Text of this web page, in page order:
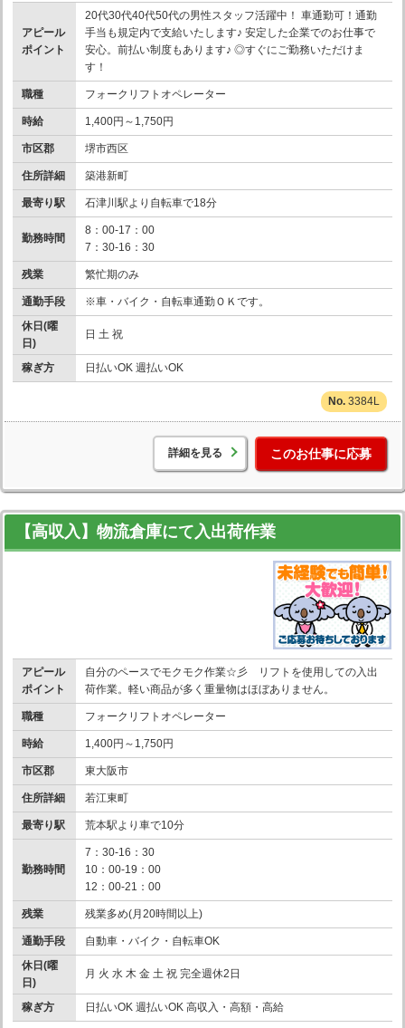
アピール
ポイント
20代30代40代50代の男性スタッフ活躍中！ 車通勤可！通勤
手当も規定内で支給いたします♪ 安定した企業でのお仕事で
安心。前払い制度もあります♪ ◎すぐにご勤務いただけま
す！
職種 フォークリフトオペレーター
時給 1,400円～1,750円
市区郡 堺市西区
住所詳細 築港新町
最寄り駅 石津川駅より自転車で18分
勤務時間
8：00-17：00
7：30-16：30
残業 繁忙期のみ
通勤手段
※車・バイク・自転車通勤ＯＫです。
休日(曜
日)
日 土 祝
稼ぎ方 日払いOK 週払いOK
3384L
詳細を見る このお仕事に応募
【高収入】物流倉庫にて入出荷作業
アピール
ポイント
自分のペースでモクモク作業☆彡 リフトを使用しての入出
荷作業。軽い商品が多く重量物はほぼありません。
職種 フォークリフトオペレーター
時給 1,400円～1,750円
市区郡 東大阪市
住所詳細 若江東町
最寄り駅 荒本駅より車で10分
勤務時間
7：30-16：30
10：00-19：00
12：00-21：00
残業 残業多め(月20時間以上)
通勤手段
自動車・バイク・自転車OK
休日(曜
日)
月 火 水 木 金 土 祝 完全週休2日
稼ぎ方 日払いOK 週払いOK 高収入・高額・高給